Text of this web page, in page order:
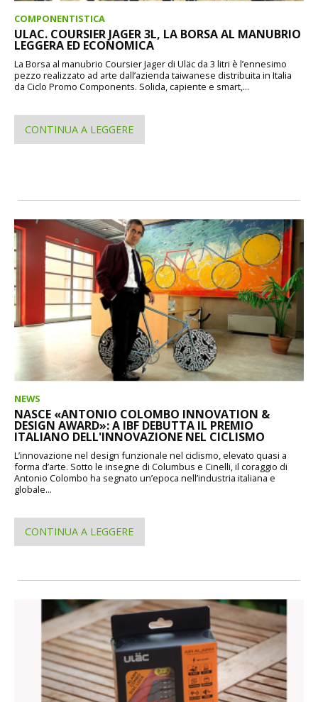
COMPONENTISTICA
ULAC. COURSIER JAGER 3L, LA BORSA AL MANUBRIO
LEGGERA ED ECONOMICA
La Borsa al manubrio Coursier Jager di Uläc da 3 litri è l’ennesimo
pezzo realizzato ad arte dall’azienda taiwanese distribuita in Italia
da Ciclo Promo Components. Solida, capiente e smart,...
CONTINUA A LEGGERE
NEWS
NASCE «ANTONIO COLOMBO INNOVATION &
DESIGN AWARD»: A IBF DEBUTTA IL PREMIO
ITALIANO DELL'INNOVAZIONE NEL CICLISMO
L’innovazione nel design funzionale nel ciclismo, elevato quasi a
forma d’arte. Sotto le insegne di Columbus e Cinelli, il coraggio di
Antonio Colombo ha segnato un’epoca nell’industria italiana e
globale...
CONTINUA A LEGGERE